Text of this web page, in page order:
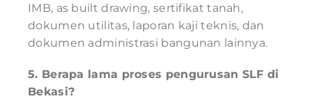
IMB, as built drawing, sertifikat tanah,
dokumen utilitas, laporan kaji teknis, dan
dokumen administrasi bangunan lainnya.
5. Berapa lama proses pengurusan SLF di
Bekasi?